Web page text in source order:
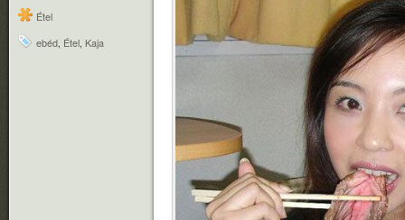
Étel
ebéd Étel Kaja